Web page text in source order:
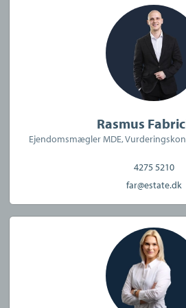
Kontorets centerchef
branchen. Janne sørger for, at alle
salgsopstillinger er på plads, og
sammen, så alt går som det skal.
for hjælp. Privat bor Janne i et
børn og sine to børnebørn.
Uanset om du blot er interesseret i en
skal handle nu og her eller ønsker at
boligsalg, glæder vi os til at betjene dig.
Rasmus
Ejendomsmægler MDE,
4275 5210
far@estate.dk